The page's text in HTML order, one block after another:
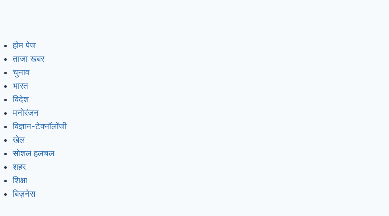
होम पेज
ताजा खबर
चुनाव
भारत
विदेश
मनोरंजन
विज्ञान-टेक्नॉलॉजी
खेल
सोशल हलचल
शहर
शिक्षा
बिज़नेस